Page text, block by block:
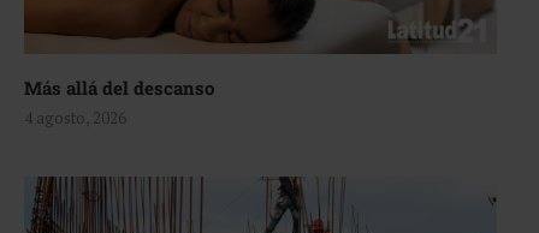
Más allá del descanso
4 agosto, 2026